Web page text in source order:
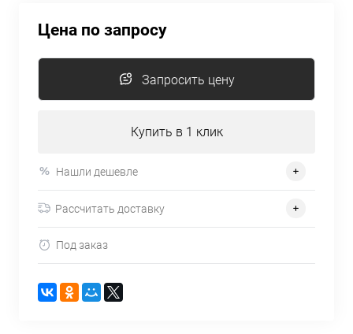
Цена по запросу
Запросить цену
Купить в 1 клик
Нашли дешевле
Рассчитать доставку
Под заказ